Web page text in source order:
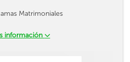
Matrimoniales
información